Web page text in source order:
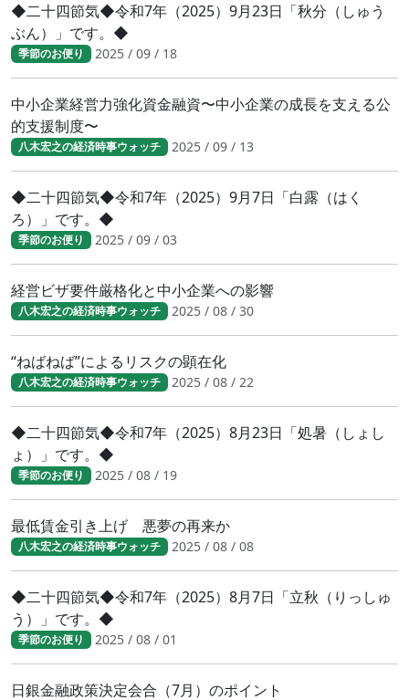
◆二十四節気◆令和7年（2025）9月23日「秋分（しゅう
ぶん）」です。◆
季節のお便り 2025 / 09 / 18
中小企業経営力強化資金融資〜中小企業の成長を支える公
的支援制度〜
八木宏之の経済時事ウォッチ 2025 / 09 / 13
◆二十四節気◆令和7年（2025）9月7日「白露（はく
ろ）」です。◆
季節のお便り 2025 / 09 / 03
経営ビザ要件厳格化と中小企業への影響
八木宏之の経済時事ウォッチ 2025 / 08 / 30
“ねばねば”によるリスクの顕在化
八木宏之の経済時事ウォッチ 2025 / 08 / 22
◆二十四節気◆令和7年（2025）8月23日「処暑（しょし
ょ）」です。◆
季節のお便り 2025 / 08 / 19
最低賃金引き上げ 悪夢の再来か
八木宏之の経済時事ウォッチ 2025 / 08 / 08
◆二十四節気◆令和7年（2025）8月7日「立秋（りっしゅ
う）」です。◆
季節のお便り 2025 / 08 / 01
日銀金融政策決定会合（7月）のポイント